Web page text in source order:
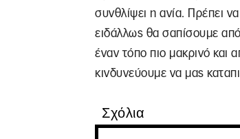
συνθλίψει η ανία. Πρέπει
ειδάλλως θα σαπίσουμε
έναν τόπο πιο μακρινό και
κινδυνεύουμε να μας
Σχόλια